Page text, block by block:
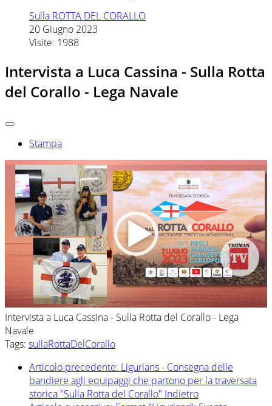
Sulla ROTTA DEL CORALLO
20 Giugno 2023
Visite: 1988
Intervista a Luca Cassina - Sulla Rotta
del Corallo - Lega Navale
Stampa
Intervista a Luca Cassina - Sulla Rotta del Corallo - Lega
Navale
Tags: sullaRottaDelCorallo
Articolo precedente: Ligurians - Consegna delle
bandiere agli equipaggi che partono per la traversata
storica "Sulla Rotta del Corallo" Indietro